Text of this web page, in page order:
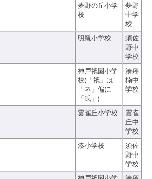
夢野の丘小学
校
夢野
中学
校
明親小学校
須佐
野中
学校
神戸祇園小学
校(「祇」は
「ネ」偏に
「氏」)
湊翔
楠中
学校
雲雀丘小学校
雲雀
丘中
学校
湊小学校
須佐
野中
学校